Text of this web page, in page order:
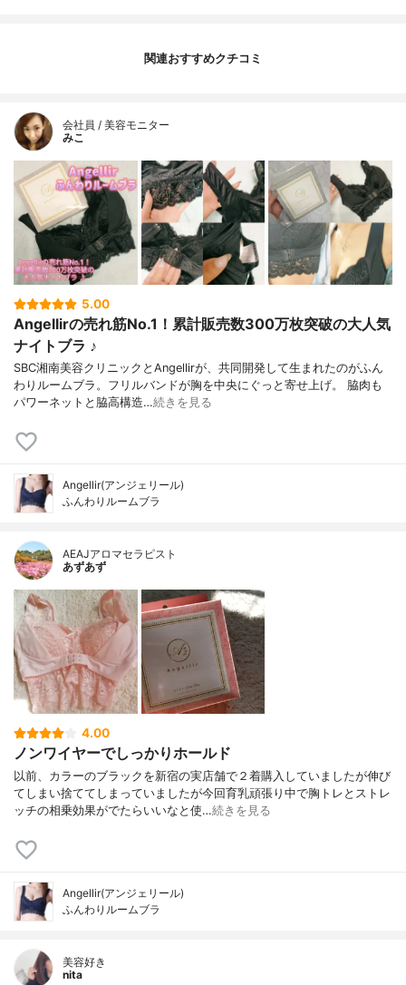
関連おすすめクチコミ
会社員 / 美容モニター
みこ
5.00
Angellirの売れ筋No.1！累計販売数300万枚突破の大人気
ナイトブラ ♪
SBC湘南美容クリニックとAngellirが、共同開発して生まれたのがふん
わりルームブラ。フリルバンドが胸を中央にぐっと寄せ上げ。 脇⾁も
パワーネットと脇⾼構造…続きを見る
Angellir(アンジェリール)
ふんわりルームブラ
AEAJアロマセラピスト
あずあず
4.00
ノンワイヤーでしっかりホールド
以前、カラーのブラックを新宿の実店舗で２着購入していましたが伸び
てしまい捨ててしまっていましたが今回育乳頑張り中で胸トレとストレ
ッチの相乗効果がでたらいいなと使…続きを見る
Angellir(アンジェリール)
ふんわりルームブラ
美容好き
nita